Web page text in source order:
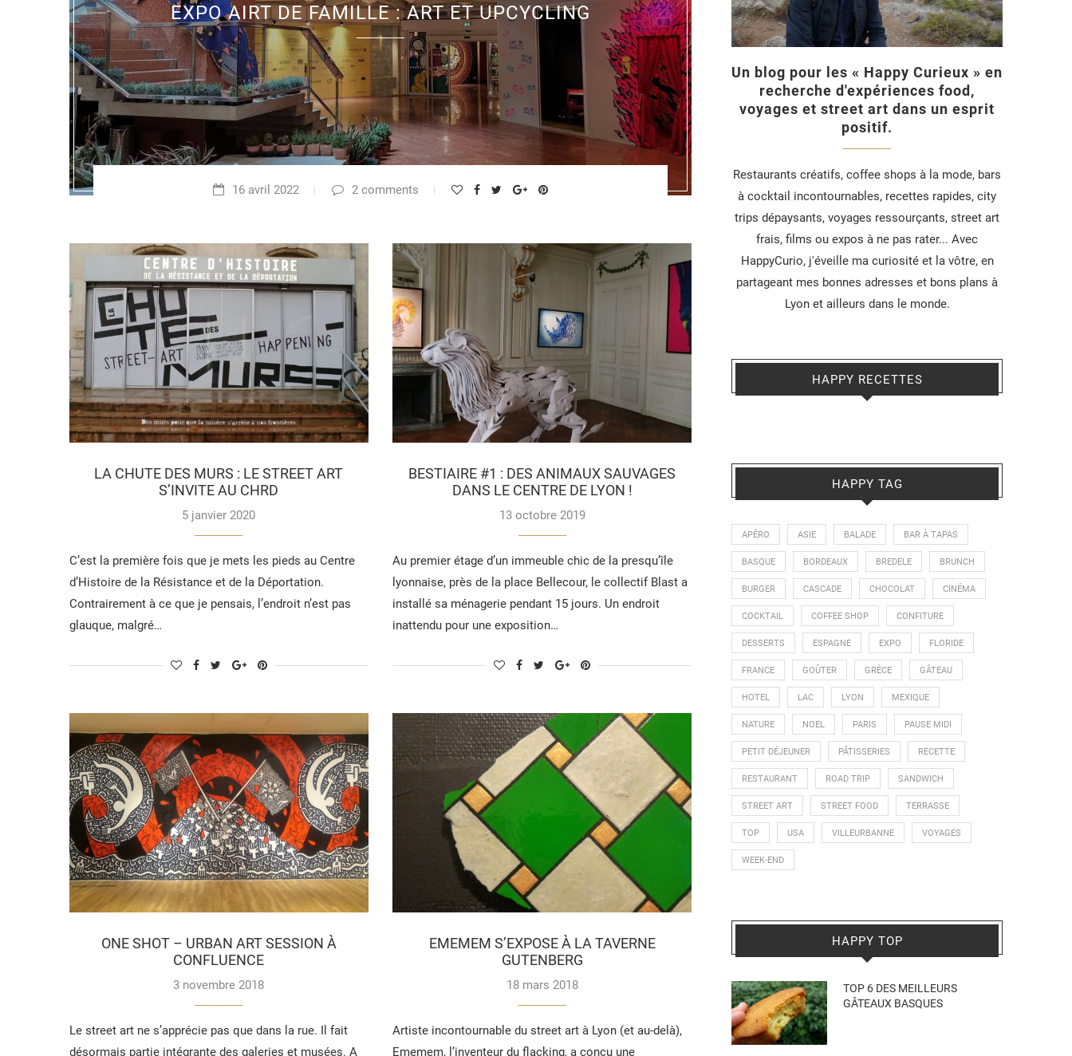
EXPO AIRT DE FAMILLE : ART ET UPCYCLING
16 avril 2022 2 comments
LA CHUTE DES MURS : LE STREET ART
S’INVITE AU CHRD
5 janvier 2020
C’est la première fois que je mets les pieds au Centre
d’Histoire de la Résistance et de la Déportation.
Contrairement à ce que je pensais, l’endroit n’est pas
glauque, malgré…
BESTIAIRE #1 : DES ANIMAUX SAUVAGES
DANS LE CENTRE DE LYON !
13 octobre 2019
Au premier étage d’un immeuble chic de la presqu’île
lyonnaise, près de la place Bellecour, le collectif Blast a
installé sa ménagerie pendant 15 jours. Un endroit
inattendu pour une exposition…
ONE SHOT – URBAN ART SESSION À
CONFLUENCE
3 novembre 2018
Le street art ne s’apprécie pas que dans la rue. Il fait
désormais partie intégrante des galeries et musées. A
EMEMEM S’EXPOSE À LA TAVERNE
GUTENBERG
18 mars 2018
Artiste incontournable du street art à Lyon (et au-delà),
Ememem, l’inventeur du flacking, a conçu une
Un blog pour les « Happy Curieux » en
recherche d'expériences food,
voyages et street art dans un esprit
positif.
Restaurants créatifs, coffee shops à la mode, bars
à cocktail incontournables, recettes rapides, city
trips dépaysants, voyages ressourçants, street art
frais, films ou expos à ne pas rater... Avec
HappyCurio, j'éveille ma curiosité et la vôtre, en
partageant mes bonnes adresses et bons plans à
Lyon et ailleurs dans le monde.
HAPPY RECETTES
HAPPY TAG
APÉRO ASIE BALADE BAR À TAPAS
BASQUE BORDEAUX BREDELE BRUNCH
BURGER CASCADE CHOCOLAT CINÉMA
COCKTAIL COFFEE SHOP CONFITURE
DESSERTS ESPAGNE EXPO FLORIDE
FRANCE GOÛTER GRÈCE GÂTEAU
HOTEL LAC LYON MEXIQUE
NATURE NOEL PARIS PAUSE MIDI
PETIT DÉJEUNER PÂTISSERIES RECETTE
RESTAURANT ROAD TRIP SANDWICH
STREET ART STREET FOOD TERRASSE
TOP USA VILLEURBANNE VOYAGES
WEEK-END
HAPPY TOP
TOP 6 DES MEILLEURS
GÂTEAUX BASQUES